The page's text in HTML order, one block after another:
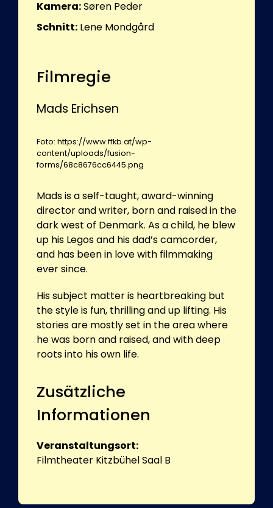
Kamera:Søren Peder
Schnitt: Lene Mondgård
Filmregie
Mads Erichsen
Foto: https://www.ffkb.at/wp-
content/uploads/fusion-
forms/68c8676cc6445.png
Mads is a self-taught, award-winning
director and writer, born and raised in the
dark west of Denmark. As a child, he blew
up his Legos and his dad’s camcorder,
and has been in love with filmmaking
ever since.
His subject matter is heartbreaking but
the style is fun, thrilling and up lifting. His
stories are mostly set in the area where
he was born and raised, and with deep
roots into his own life.
Zusätzliche
Informationen
Veranstaltungsort:
Filmtheater Kitzbühel Saal B